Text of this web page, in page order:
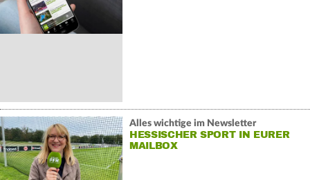
Alles wichtige im Newsletter
HESSISCHER SPORT IN EURER
MAILBOX